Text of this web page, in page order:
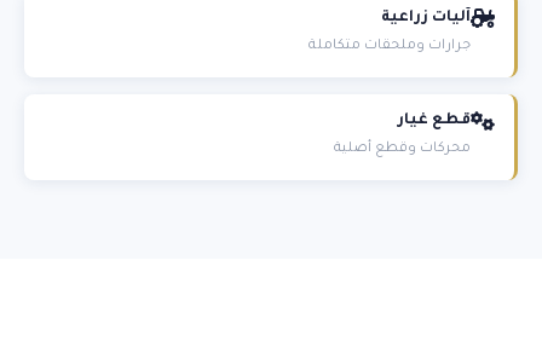
آليات زراعية
جرارات وملحقات متكاملة
قطع غيار
محركات وقطع أصلية